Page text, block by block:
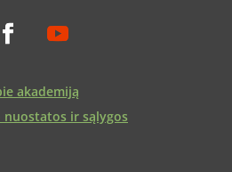
akademiją
nuostatos ir sąlygos